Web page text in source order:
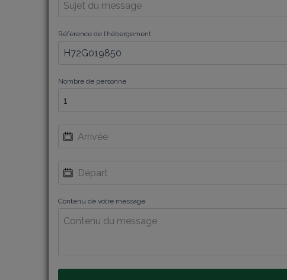
Référence de l’hébergement
Nombre de personne
Contenu de votre message